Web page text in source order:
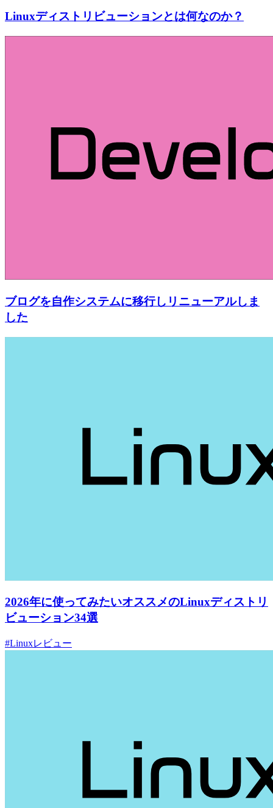
Linuxディストリビューションとは何なのか？
ブログを自作システムに移行しリニューアルしま
した
2026年に使ってみたいオススメのLinuxディストリ
ビューション34選
#Linuxレビュー